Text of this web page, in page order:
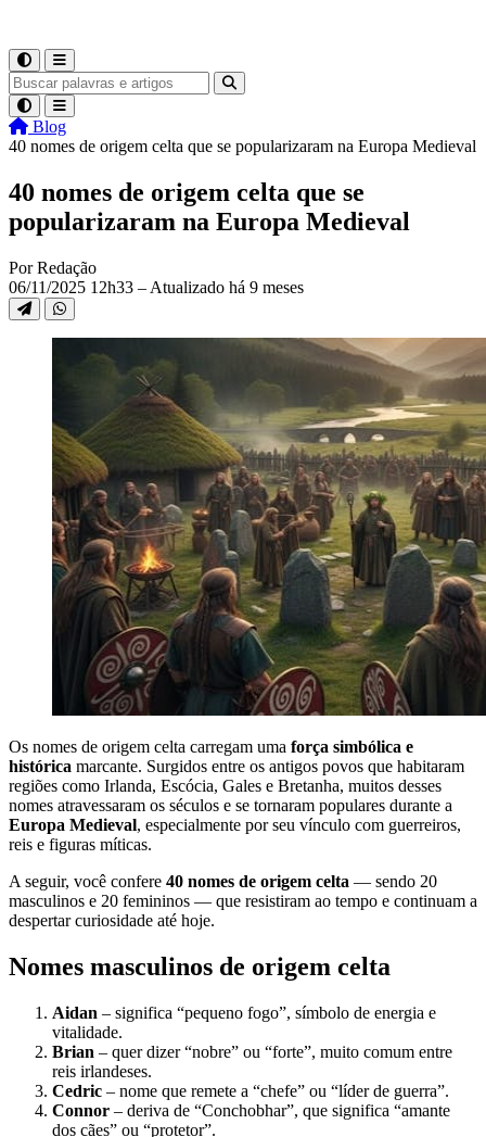
Blog
40 nomes de origem celta que se popularizaram na Europa Medieval
40 nomes de origem celta que se
popularizaram na Europa Medieval
Por Redação
06/11/2025 12h33 – Atualizado há 9 meses
Os nomes de origem celta carregam uma força simbólica e
histórica marcante. Surgidos entre os antigos povos que habitaram
regiões como Irlanda, Escócia, Gales e Bretanha, muitos desses
nomes atravessaram os séculos e se tornaram populares durante a
Europa Medieval, especialmente por seu vínculo com guerreiros,
reis e figuras míticas.
A seguir, você confere 40 nomes de origem celta — sendo 20
masculinos e 20 femininos — que resistiram ao tempo e continuam a
despertar curiosidade até hoje.
Nomes masculinos de origem celta
Aidan – significa “pequeno fogo”, símbolo de energia e
vitalidade.
Brian – quer dizer “nobre” ou “forte”, muito comum entre
reis irlandeses.
Cedric – nome que remete a “chefe” ou “líder de guerra”.
Connor – deriva de “Conchobhar”, que significa “amante
dos cães” ou “protetor”.